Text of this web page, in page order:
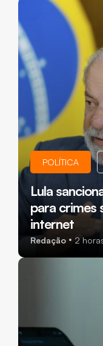
POLÍTICA
Lula
para crimes
internet
Redação 2